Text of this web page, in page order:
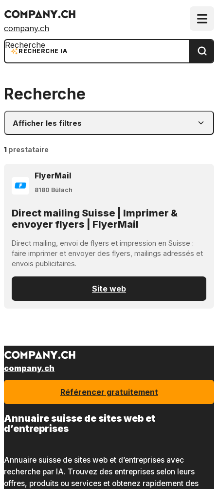
company.ch
RECHERCHE IA
Recherche
Recherche
Afficher les filtres
1 prestataire
FlyerMail
8180 Bülach
Direct mailing Suisse | Imprimer &
envoyer flyers | FlyerMail
Direct mailing, envoi de flyers et impression en Suisse :
faire imprimer et envoyer des flyers, mailings adressés et
envois publicitaires.
Site web
company.ch
Référencer gratuitement
Annuaire suisse de sites web et
d’entreprises
Annuaire suisse de sites web et d’entreprises avec
recherche par IA. Trouvez des entreprises selon leurs
offres, produits ou services et obtenez rapidement des